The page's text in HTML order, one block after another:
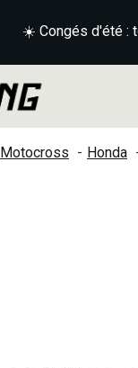
☀️ Congés d'été :
Motocross Honda